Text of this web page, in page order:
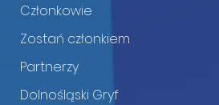
Członkowie
Zostań członkiem
Partnerzy
Dolnośląski Gryf